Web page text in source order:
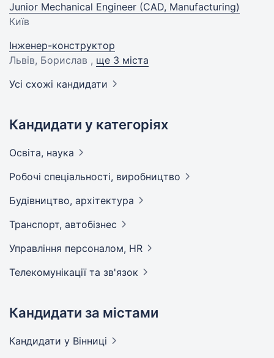
Junior Mechanical Engineer (CAD, Manufacturing)
Київ
Інженер-конструктор
Львів, Борислав , ще 3 міста
Усі схожі кандидати
Кандидати у категоріях
Освіта, наука
Робочі спеціальності, виробництво
Будівництво, архітектура
Транспорт, автобізнес
Управління персоналом, HR
Телекомунікації та зв'язок
Кандидати за містами
Кандидати у Вінниці